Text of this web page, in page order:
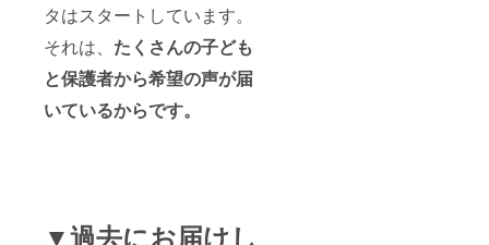
タはスタートしています。
それは、 たくさんの子ども
と保護者から希望の声が届
いているからです。
▼過去にお届けし